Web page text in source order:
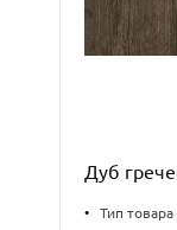
Дуб
• Тип